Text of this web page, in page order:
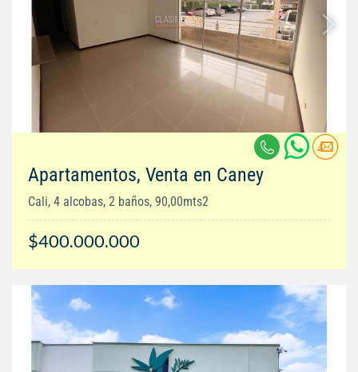
Apartamentos, Venta en Caney
Cali, 4 alcobas, 2 baños, 90,00mts2
$400.000.000